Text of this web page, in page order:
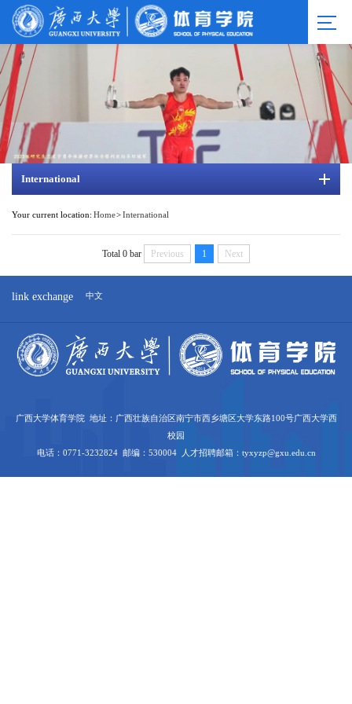
International
Your current location: Home>International
Total 0 bar Previous 1 Next
link exchange 中文
广西大学体育学院 地址：广西壮族自治区南宁市西乡塘区大学东路100号广西大学西
校园
电话：0771-3232824 邮编：530004 人才招聘邮箱：tyxyzp@gxu.edu.cn